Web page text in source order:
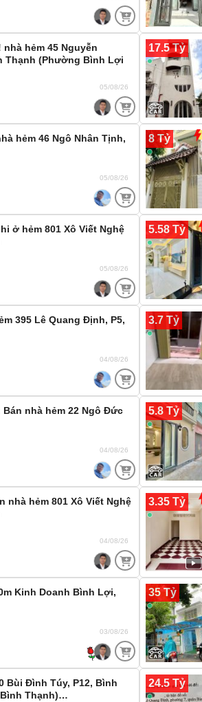
nhà hẻm 45 Nguyễn
Thạnh (Phường Bình Lợi
05/08/26
17.5 Tỷ
hẻm 46 Ngô Nhân Tịnh,
05/08/26
8 Tỷ
ở hẻm 801 Xô Viết Nghệ
05/08/26
5.58 Tỷ
395 Lê Quang Định, P5,
04/08/26
3.7 Tỷ
nhà hẻm 22 Ngô Đức
04/08/26
5.8 Tỷ
nhà hẻm 801 Xô Viết Nghệ
04/08/26
3.35 Tỷ
Kinh Doanh Bình Lợi,
03/08/26
35 Tỷ
Bùi Đình Túy, P12, Bình
Thạnh)…
24.5 Tỷ